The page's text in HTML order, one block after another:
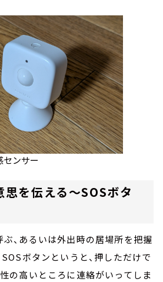
ンサー
思を伝える～SOSボタ
、あるいは外出時の居場所を把握
ボタンというと、押しただけで
の高いところに連絡がいってしま